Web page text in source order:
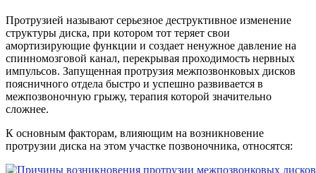
Протрузией называют серьезное деструктивное изменение
структуры диска, при котором тот теряет свои
амортизирующие функции и создает ненужное давление на
спинномозговой канал, перекрывая проходимость нервных
импульсов. Запущенная протрузия межпозвонковых дисков
поясничного отдела быстро и успешно развивается в
межпозвоночную грыжу, терапия которой значительно
сложнее.
К основным факторам, влияющим на возникновение
протрузии диска на этом участке позвоночника, относятся: